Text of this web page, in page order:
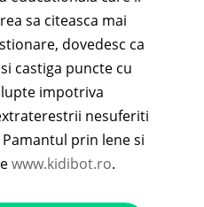
sa citeasca mai
dovedesc ca
castiga puncte cu
impotriva
nesuferiti
prin lene si
www.kidibot.ro.